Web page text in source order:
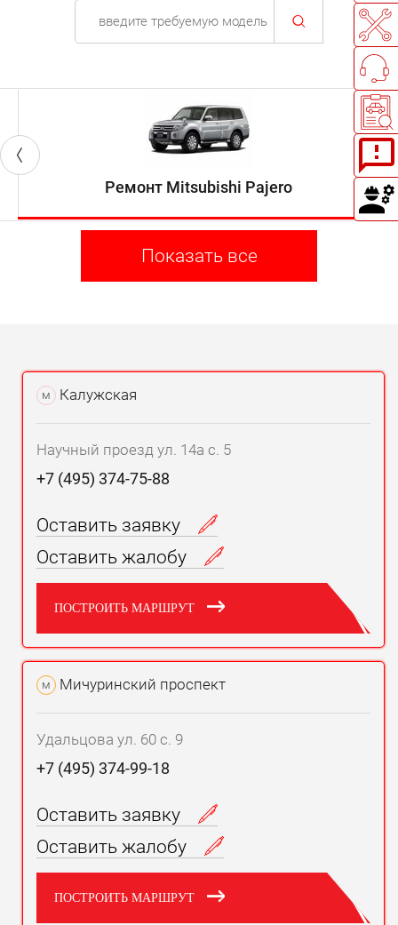
Ремонт Mitsubishi Pajero
Показать все
м Калужская
Научный проезд ул. 14а с. 5
+7 (495) 374-75-88
Оставить заявку
Оставить жалобу
ПОСТРОИТЬ МАРШРУТ
м Мичуринский проспект
Удальцова ул. 60 с. 9
+7 (495) 374-99-18
Оставить заявку
Оставить жалобу
ПОСТРОИТЬ МАРШРУТ